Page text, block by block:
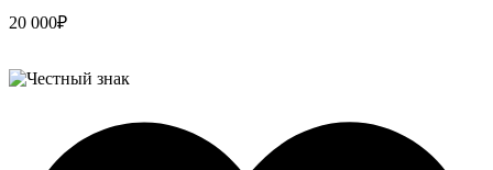
20 000₽